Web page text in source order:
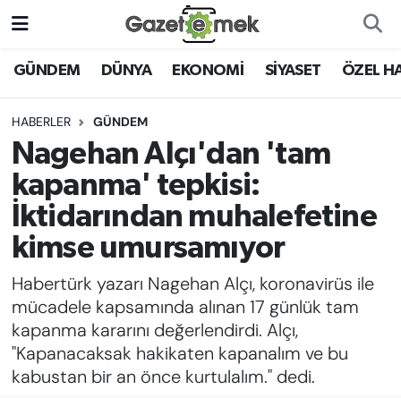
GÜNDEM DÜNYA EKONOMİ SİYASET ÖZEL
HABERLER GÜNDEM
Nagehan Alçı'dan 'tam
kapanma' tepkisi:
İktidarından muhalefetine
kimse umursamıyor
Habertürk yazarı Nagehan Alçı, koronavirüs ile
mücadele kapsamında alınan 17 günlük tam
kapanma kararını değerlendirdi. Alçı,
"Kapanacaksak hakikaten kapanalım ve bu
kabustan bir an önce kurtulalım." dedi.
DÜNYA
EKONOMİ
EMEK HABERLERİ
YENİ MEDYADA EMEK
GAZETECİLİĞİNİ GELİŞTİRMEK
FAYDALI BİLGİLER
GÜNDEM
EĞİTİM
Nöbetçi Eczaneler
Hava Durumu
İstanbul Namaz Vakitleri
Trafik Durumu
Süper Lig Puan Durumu ve Fikstür
Tüm Manşetler
Son Dakika Haberleri
Haber Arşivi